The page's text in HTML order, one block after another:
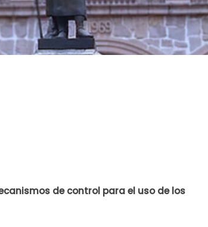
de control para el uso de los